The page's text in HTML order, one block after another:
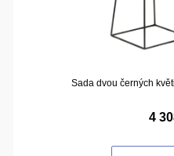
Sada dvou černých
4